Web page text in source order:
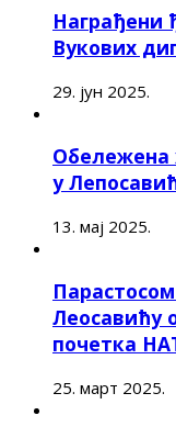
Награђени
Вукових
29. јун 2025.
Обележена
у
13. мај 2025.
Леосавићу
почетка
25. март 2025.